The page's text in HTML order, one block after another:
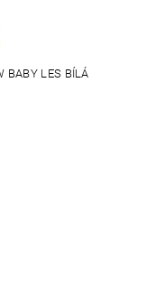
BABY LES BÍLÁ